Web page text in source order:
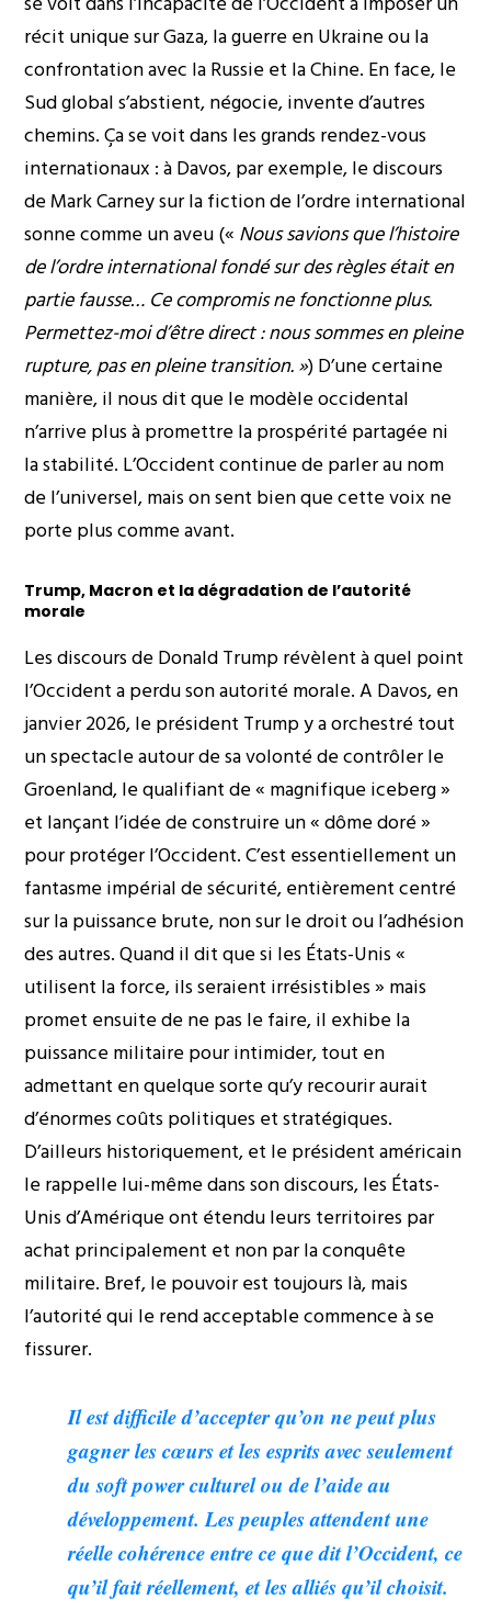
récit unique sur Gaza, la guerre en Ukraine ou la
confrontation avec la Russie et la Chine. En face, le
Sud global s’abstient, négocie, invente d’autres
chemins. Ça se voit dans les grands rendez-vous
internationaux : à Davos, par exemple,le discours
de Mark Carneysur la fiction de l’ordre international
sonne comme un aveu (« Nous savions que l’histoire
de l’ordre international fondé sur des règles était en
partie fausse… Ce compromis ne fonctionne plus.
Permettez-moi d’être direct : nous sommes en pleine
rupture, pas en pleine transition. ») D’une certaine
manière, il nous dit que le modèle occidental
n’arrive plus à promettre la prospérité partagée ni
la stabilité. L’Occident continue de parler au nom
de l’universel, mais on sent bien que cette voix ne
porte plus comme avant.
Trump, Macron et la dégradation de l’autorité
morale
Les discours de Donald Trump révèlent à quel point
l’Occident a perdu son autorité morale. A Davos, en
janvier 2026,le président Trump y a orchestré tout
un spectacle autour de sa volonté de contrôler le
Groenland, le qualifiant de « magnifique iceberg »
et lançant l’idée de construire un « dôme doré »
pour protéger l’Occident. C’est essentiellement un
fantasme impérial de sécurité, entièrement centré
sur la puissance brute, non sur le droit ou l’adhésion
des autres. Quand il dit que si les États-Unis «
utilisent la force, ils seraient irrésistibles » mais
promet ensuite de ne pas le faire, il exhibe la
puissance militaire pour intimider, tout en
admettant en quelque sorte qu’y recourir aurait
d’énormes coûts politiques et stratégiques.
D’ailleurs historiquement, et le président américain
le rappelle lui-même dans son discours, les États-
Unis d’Amérique ont étendu leurs territoires par
achat principalement et non par la conquête
militaire. Bref, le pouvoir est toujours là, mais
l’autorité qui le rend acceptable commence à se
fissurer.
Il est difficile d’accepter qu’on ne peut plus
gagner les cœurs et les esprits avec seulement
du soft power culturel ou de l’aide au
développement. Les peuples attendent une
réelle cohérence entre ce que dit l’Occident, ce
qu’il fait réellement, et les alliés qu’il choisit.